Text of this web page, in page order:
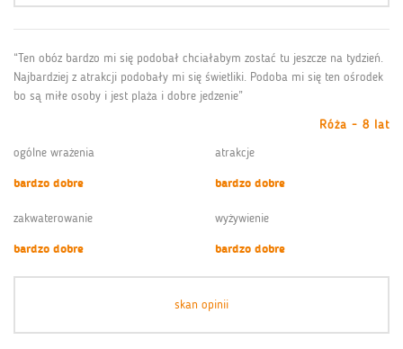
“Ten obóz bardzo mi się podobał chciałabym zostać tu jeszcze na tydzień.
Najbardziej z atrakcji podobały mi się świetliki. Podoba mi się ten ośrodek
bo są miłe osoby i jest plaża i dobre jedzenie”
Róża - 8 lat
ogólne wrażenia
bardzo dobre
atrakcje
bardzo dobre
zakwaterowanie
bardzo dobre
wyżywienie
bardzo dobre
skan opinii